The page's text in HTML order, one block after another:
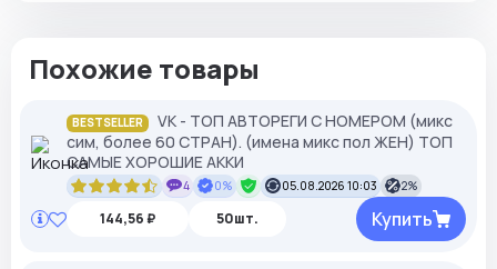
Похожие товары
BESTSELLER
VK - ТОП АВТОРЕГИ С НОМЕРОМ (микс
сим, более 60 СТРАН). (имена микс пол ЖЕН) ТОП
САМЫЕ ХОРОШИЕ АККИ
4 0% 05.08.2026 10:03 2%
144,56 ₽ 50шт. Купить